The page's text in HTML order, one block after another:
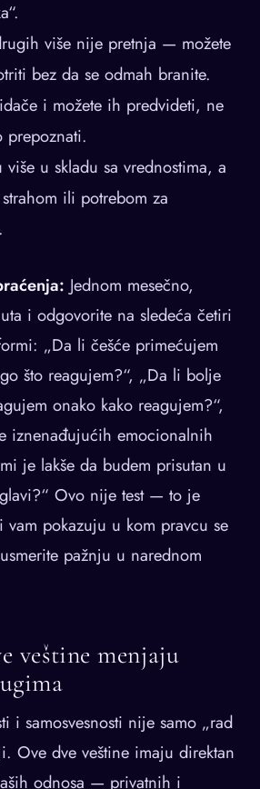
više nije pretnja — možete
bez da se odmah branite.
i možete ih predvideti, ne
prepoznati.
više u skladu sa vrednostima, a
ili potrebom za
Jednom mesečno,
i odgovorite na sledeća četiri
„Da li češće primećujem
što reagujem?“, „Da li bolje
onako kako reagujem?“,
iznenađujućih emocionalnih
je lakše da budem prisutan u
Ovo nije test — to je
vam pokazuju u kom pravcu se
pažnju u narednom
veštine menjaju
i samosvesnosti nije samo „rad
Ove dve veštine imaju direktan
odnosa — privatnih i